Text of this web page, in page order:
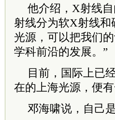
他介绍，X射线
射线分为软X射线
光源，可以把我们
学科前沿的发展。”
目前，国际上已
在的上海光源，便有
邓海啸说，自己